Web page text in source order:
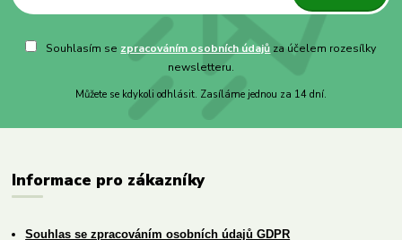
Souhlasím se zpracováním osobních údajů za účelem rozesílky
newsletteru.
Můžete se kdykoli odhlásit. Zasíláme jednou za 14 dní.
Informace pro zákazníky
Souhlas se zpracováním osobních údajů GDPR